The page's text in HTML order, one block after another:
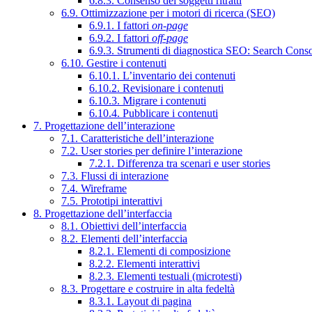
6.9. Ottimizzazione per i motori di ricerca (SEO)
6.9.1. I fattori on-page
6.9.2. I fattori off-page
6.9.3. Strumenti di diagnostica SEO: Search
6.10. Gestire i contenuti
6.10.1. L’inventario dei contenuti
6.10.2. Revisionare i contenuti
6.10.3. Migrare i contenuti
6.10.4. Pubblicare i contenuti
7. Progettazione dell’interazione
7.1. Caratteristiche dell’interazione
7.2. User stories per definire l’interazione
7.2.1. Differenza tra scenari e user stories
7.3. Flussi di interazione
7.4. Wireframe
7.5. Prototipi interattivi
8. Progettazione dell’interfaccia
8.1. Obiettivi dell’interfaccia
8.2. Elementi dell’interfaccia
8.2.1. Elementi di composizione
8.2.2. Elementi interattivi
8.2.3. Elementi testuali (microtesti)
8.3. Progettare e costruire in alta fedeltà
8.3.1. Layout di pagina